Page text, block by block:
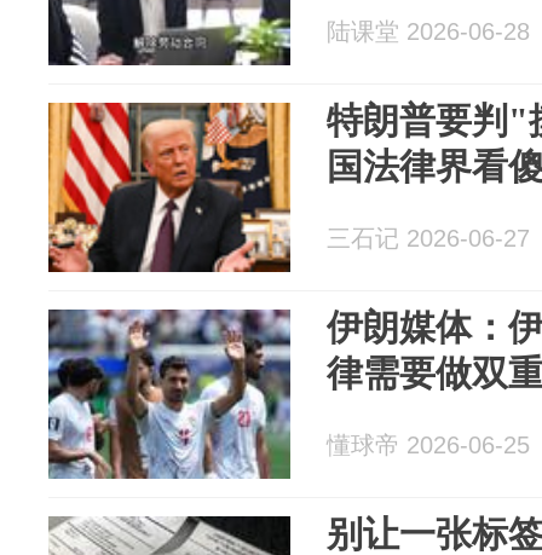
陆课堂 2026-06-28
特朗普要判"
国法律界看
三石记 2026-06-27
伊朗媒体：
律需要做双
懂球帝 2026-06-25
别让一张标